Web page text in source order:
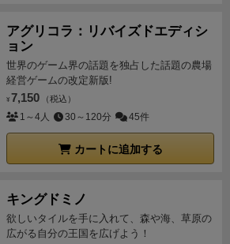
アグリコラ：リバイズドエディシ
ョン
世界のゲーム界の話題を独占した話題の農場
経営ゲームの改定新版!
¥ 7,150 （税込）
1～4人 30～120分 45件
カートに追加する
キングドミノ
欲しいタイルを手に入れて、森や海、草原の
広がる自分の王国を広げよう！